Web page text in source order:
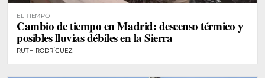
EL TIEMPO
Cambio de tiempo en Madrid: descenso térmico y
posibles lluvias débiles en la Sierra
RUTH RODRÍGUEZ